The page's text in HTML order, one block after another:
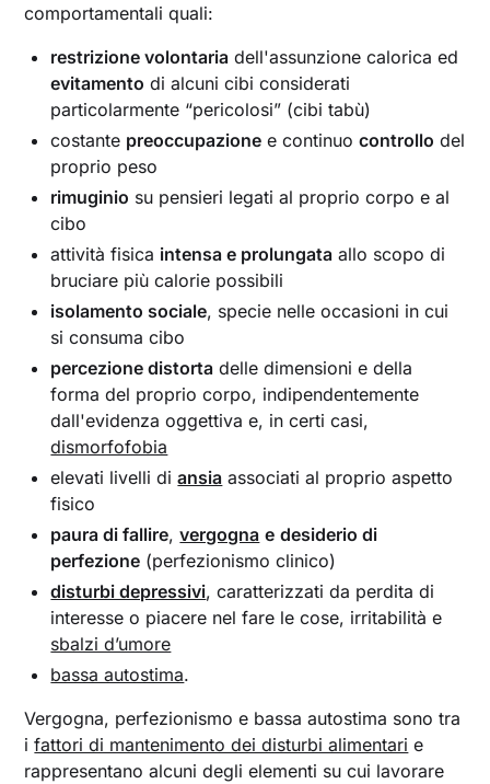
comportamentali quali:
restrizione volontaria dell'assunzione calorica ed
evitamento di alcuni cibi considerati
particolarmente “pericolosi” (cibi tabù)
costante preoccupazione e continuocontrollo del
proprio peso
rimuginio su pensieri legati al proprio corpo e al
cibo
attività fisica intensa e prolungata allo scopo di
bruciare più calorie possibili
isolamento sociale, specie nelle occasioni in cui
si consuma cibo
percezione distorta delle dimensioni e della
forma del proprio corpo, indipendentemente
dall'evidenza oggettiva e, in certi casi,
dismorfofobia
elevati livelli diansia associati al proprio aspetto
fisico
paura di fallire,vergogna e desiderio di
perfezione (perfezionismo clinico)
disturbi depressivi, caratterizzati da perdita di
interesse o piacere nel fare le cose, irritabilità e
sbalzi d’umore
bassa autostima.
Vergogna, perfezionismo e bassa autostima sono tra
ifattori di mantenimento dei disturbi alimentari e
rappresentano alcuni degli elementi su cui lavorare